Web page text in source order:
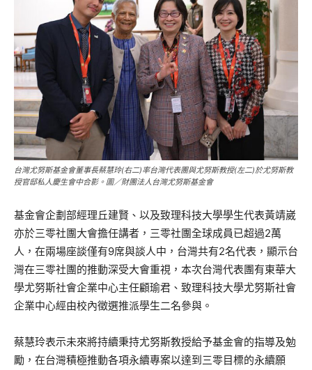
台灣尤努斯基金會董事長蔡慧玲(右二)率台灣代表團與尤努斯教授(左二)於尤努斯教
授官邸私人慶生會中合影。圖／財團法人台灣尤努斯基金會
基金會企劃部經理丘建賢、以及致理科技大學學生代表黃靖崴
亦於三零社團大會擔任講者，三零社團全球成員已超過2萬
人，在兩場座談僅有9席與談人中，台灣共有2名代表，顯示台
灣在三零社團的推動深受大會重視，本次台灣代表團有東華大
學尤努斯社會企業中心主任顧瑜君、致理科技大學尤努斯社會
企業中心經由校內徵選推派學生二名參與。
蔡慧玲表示未來將持續秉持尤努斯教授給予基金會的指導及勉
勵，在台灣積極推動各項永續專案以達到三零目標的永續願